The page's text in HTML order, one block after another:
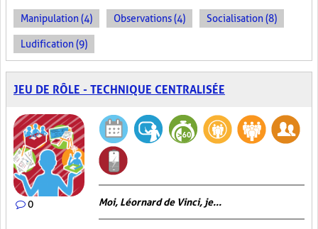
Manipulation (4) Observations (4) Socialisation (8)
Ludification (9)
JEU DE RÔLE - TECHNIQUE CENTRALISÉE
0 Moi, Léornard de Vinci, je...